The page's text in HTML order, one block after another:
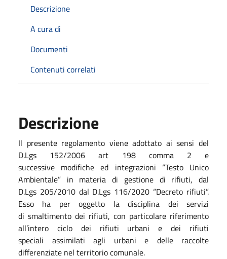
Descrizione
A cura di
Documenti
Contenuti correlati
Descrizione
Il presente regolamento viene adottato ai sensi del
D.Lgs 152/2006 art 198 comma 2 e
successive modifiche ed integrazioni “Testo Unico
Ambientale” in materia di gestione di rifiuti, dal
D.Lgs 205/2010 dal D.Lgs 116/2020 “Decreto rifiuti”.
Esso ha per oggetto la disciplina dei servizi
di smaltimento dei rifiuti, con particolare riferimento
all’intero ciclo dei rifiuti urbani e dei rifiuti
speciali assimilati agli urbani e delle raccolte
differenziate nel territorio comunale.